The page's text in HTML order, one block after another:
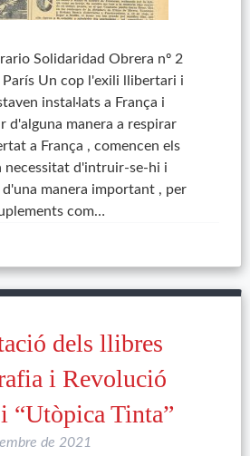
Solidaridad Obrera nº 2
Un cop l'exili llibertari i
instal·lats a França i
d'alguna manera a respirar
a França , comencen els
necessitat d'intruir-se-hi i
manera important , per
com…
dels llibres
i Revolució
“Utòpica Tinta”
de 2021